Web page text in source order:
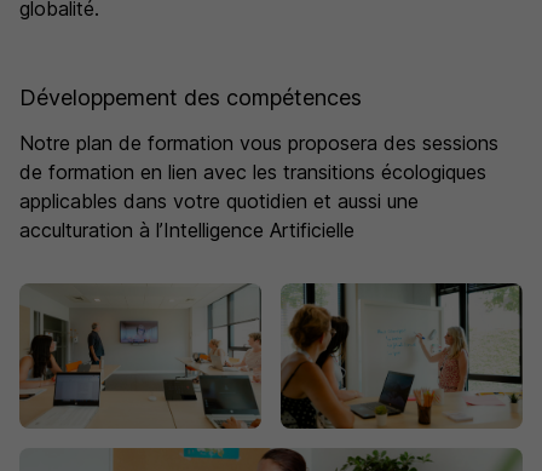
globalité.
Développement des compétences
Notre plan de formation vous proposera des sessions
de formation en lien avec les transitions écologiques
applicables dans votre quotidien et aussi une
acculturation à l’Intelligence Artificielle